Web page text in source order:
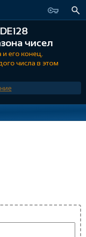
чисел
его конец.
числа в этом